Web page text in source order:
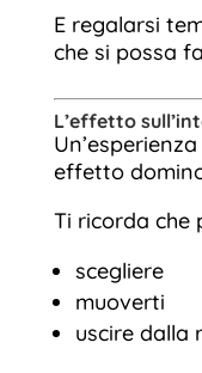
E regalarsi
che si possa
L’effetto
effetto
Ti ricorda che
scegliere
muoverti
uscire dalla